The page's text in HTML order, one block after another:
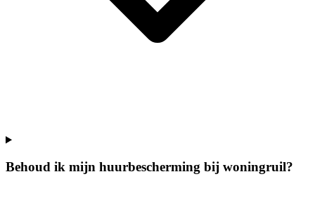
Behoud ik mijn huurbescherming bij woningruil?